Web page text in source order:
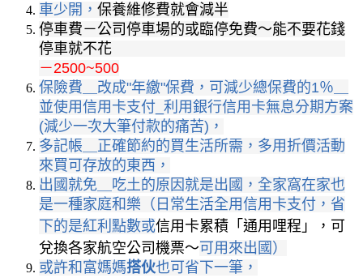
車少開， 保養維修費就會減半
停車費－公司停車場的或臨停免費～能不要花錢
停車就不花
－2500~500
保險費＿改成"年繳"保費，可減少總保費的1％＿
並使用信用卡支付_利用銀行信用卡無息分期方案
(減少一次大筆付款的痛苦)，
多記帳＿正確節約的買生活所需，多用折價活動
來買可存放的東西，
出國就免＿吃土的原因就是出國，全家窩在家也
是一種家庭和樂（日常生活全用信用卡支付，省
下的是紅利點數或信用卡累積「通用哩程」，可
兌換各家航空公司機票～可用來出國）
或許和富媽媽搭伙也可省下一筆，